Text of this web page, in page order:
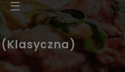
(Klasyczna)